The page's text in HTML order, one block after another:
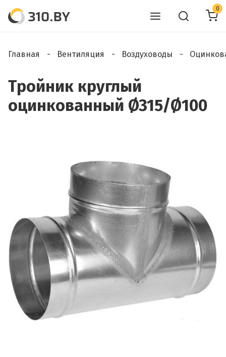
0
Главная Вентиляция Воздуховоды
Тройник круглый
оцинкованный Ø315/Ø100